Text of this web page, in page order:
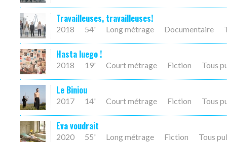
Travailleuses, travailleuses!
2018 54' Long métrage Documentaire
Hasta luego !
2018 19' Court métrage Fiction Tous
Le Biniou
2017 14' Court métrage Fiction Tous
Eva voudrait
2020 55' Long métrage Fiction Tous